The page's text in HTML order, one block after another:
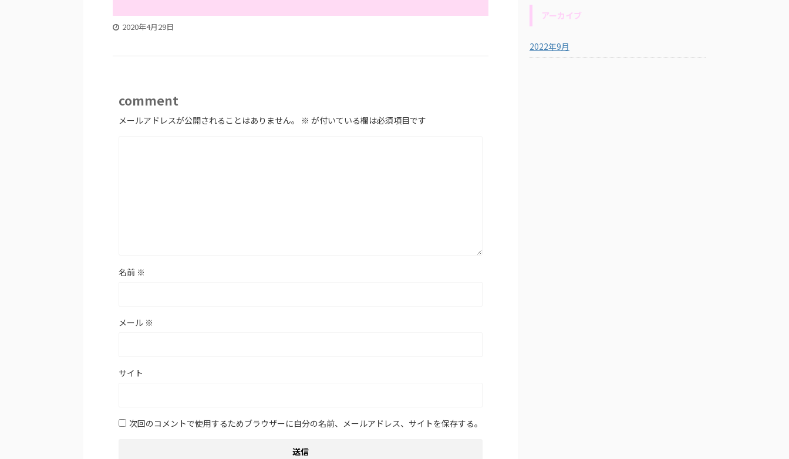
2020年4月29日
comment
メールアドレスが公開されることはありません。 ※ が付いている欄は必須項目です
名前 ※
メール ※
サイト
次回のコメントで使用するためブラウザーに自分の名前、メールアドレス、サイトを保存する。
アーカイブ
2022年9月